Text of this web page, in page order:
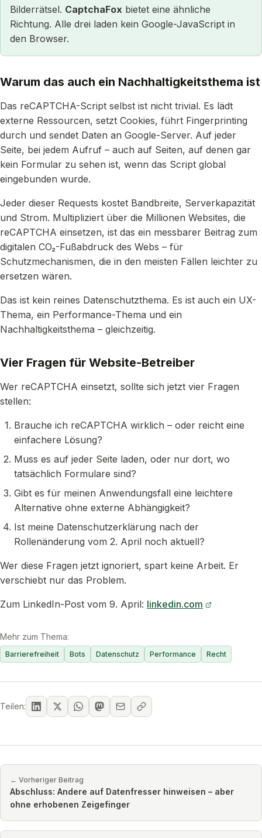
Bilderrätsel. CaptchaFox bietet eine ähnliche
Richtung. Alle drei laden kein Google-JavaScript in
den Browser.
Warum das auch ein Nachhaltigkeitsthema ist
Das reCAPTCHA-Script selbst ist nicht trivial. Es lädt
externe Ressourcen, setzt Cookies, führt Fingerprinting
durch und sendet Daten an Google-Server. Auf jeder
Seite, bei jedem Aufruf – auch auf Seiten, auf denen gar
kein Formular zu sehen ist, wenn das Script global
eingebunden wurde.
Jeder dieser Requests kostet Bandbreite, Serverkapazität
und Strom. Multipliziert über die Millionen Websites, die
reCAPTCHA einsetzen, ist das ein messbarer Beitrag zum
digitalen CO₂-Fußabdruck des Webs – für
Schutzmechanismen, die in den meisten Fällen leichter zu
ersetzen wären.
Das ist kein reines Datenschutzthema. Es ist auch ein UX-
Thema, ein Performance-Thema und ein
Nachhaltigkeitsthema – gleichzeitig.
Vier Fragen für Website-Betreiber
Wer reCAPTCHA einsetzt, sollte sich jetzt vier Fragen
stellen:
Brauche ich reCAPTCHA wirklich – oder reicht eine
einfachere Lösung?
Muss es auf jeder Seite laden, oder nur dort, wo
tatsächlich Formulare sind?
Gibt es für meinen Anwendungsfall eine leichtere
Alternative ohne externe Abhängigkeit?
Ist meine Datenschutzerklärung nach der
Rollenänderung vom 2. April noch aktuell?
Wer diese Fragen jetzt ignoriert, spart keine Arbeit. Er
verschiebt nur das Problem.
Zum LinkedIn-Post vom 9. April: linkedin.com
Mehr zum Thema:
Barrierefreiheit Bots Datenschutz Performance Recht
Teilen:
← Vorheriger Beitrag
Abschluss: Andere auf Datenfresser hinweisen – aber
ohne erhobenen Zeigefinger